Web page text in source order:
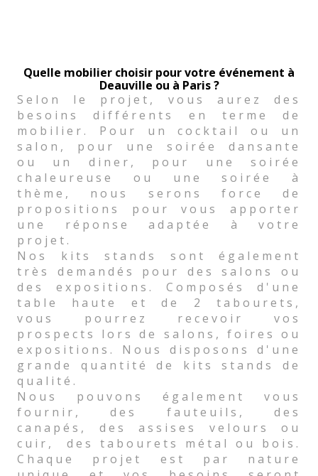
Quelle mobilier choisir pour votre événement à
Deauville ou à Paris ?
Selon le projet, vous aurez des
besoins différents en terme de
mobilier. Pour un cocktail ou un
salon, pour une soirée dansante
ou un diner, pour une soirée
chaleureuse ou une soirée à
thème, nous serons force de
propositions pour vous apporter
une réponse adaptée à votre
projet.
Nos kits stands sont également
très demandés pour des salons ou
des expositions. Composés d'une
table haute et de 2 tabourets,
vous pourrez recevoir vos
prospects lors de salons, foires ou
expositions. Nous disposons d'une
grande quantité de kits stands de
qualité.
Nous pouvons également vous
fournir, des fauteuils, des
canapés, des assises velours ou
cuir, des tabourets métal ou bois.
Chaque projet est par nature